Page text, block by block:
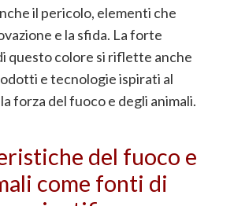
il pericolo, elementi che
e la sfida. La forte
questo colore si riflette anche
e tecnologie ispirati al
forza del fuoco e degli animali.
del fuoco e
come fonti di